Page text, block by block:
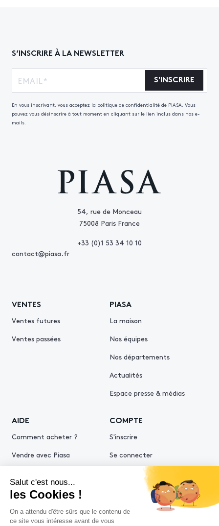
54, rue de Monceau
75008 Paris France
+33 (0)1 53 34 10 10
contact@piasa.fr
VENTES
Ventes futures
Ventes passées
PIASA
La maison
Nos équipes
Nos départements
Actualités
Espace presse & médias
AIDE
Comment acheter ?
Vendre avec Piasa
COMPTE
S'inscrire
Se connecter
S’INSCRIRE À LA NEWSLETTER
S'INSCRIRE
En vous inscrivant, vous acceptez la politique de confidentialité de PIASA, Vous
pouvez vous désinscrire à tout moment en cliquant sur le lien inclus dans nos e-
mails.